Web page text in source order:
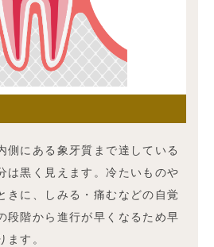
側にある象牙質まで達している
は黒く見えます。冷たいものや
きに、しみる・痛むなどの自覚
段階から進行が早くなるため早
ます。